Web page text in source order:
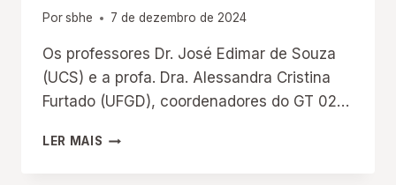
Porsbhe 7 de dezembro de 2024
Os professores Dr. José Edimar de Souza
(UCS) e a profa. Dra. Alessandra Cristina
Furtado (UFGD), coordenadores do GT 02…
LER MAIS LIVE